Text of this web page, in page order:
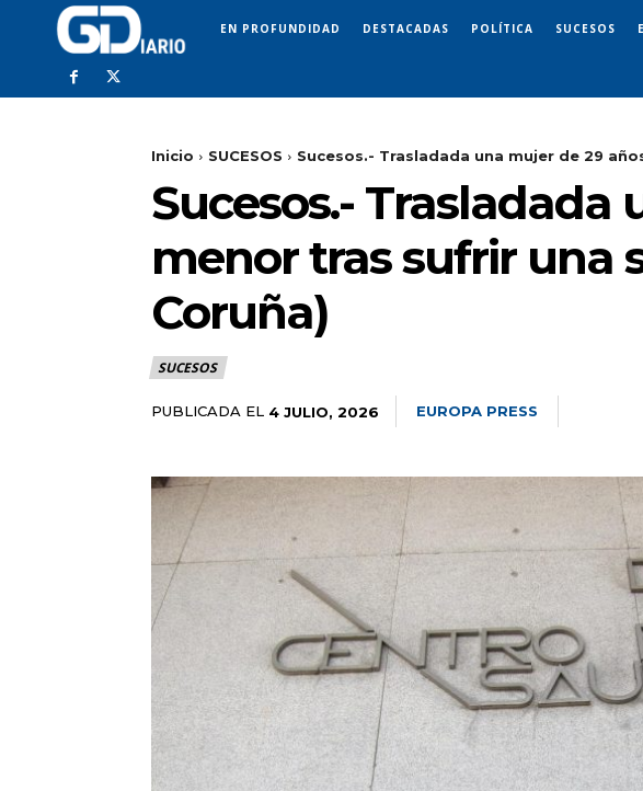
EN PROFUNDIDAD DESTACADAS POLÍTICA SUCESOS
Inicio SUCESOS Sucesos.- Trasladada una mujer de 29
Sucesos.- Trasladada
menor tras sufrir una
Coruña)
SUCESOS
PUBLICADA EL 4 JULIO, 2026 EUROPA PRESS